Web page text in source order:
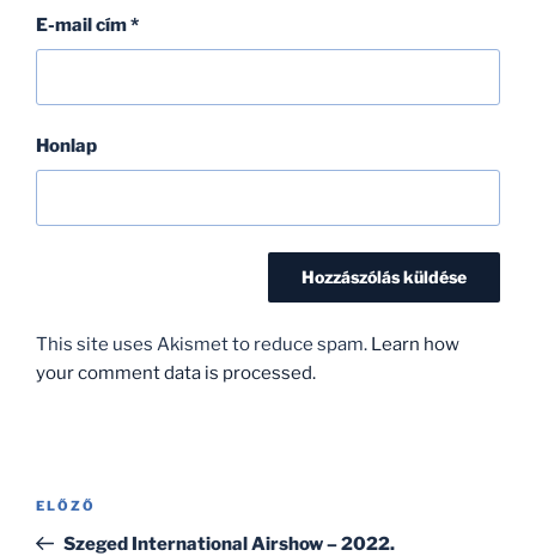
E-mail cím*
Honlap
This site uses Akismet to reduce spam. Learn how
your comment data is processed.
Bejegyzés
Korábbi
bejegyzés
ELŐZŐ
Szeged International Airshow – 2022.